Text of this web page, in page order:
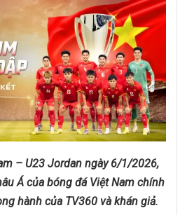
– U23 Jordan ngày 6/1/2026,
Á của bóng đá Việt Nam chính
hành của TV360 và khán giả.